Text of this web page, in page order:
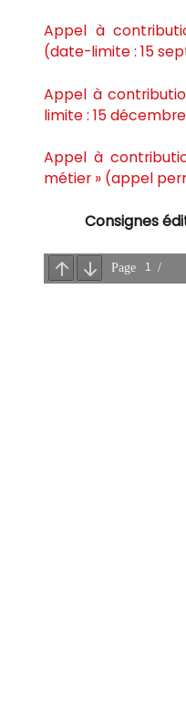
Appel à
(date-limite : 15
Appel à
limite : 15
Appel à
métier » (appel
Consignes